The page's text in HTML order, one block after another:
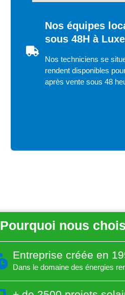
Nos équipes
sous 48H à
Nos techniciens se
rendent disponibles
après vente sous 48
Pourquoi nous
Entreprise créée en
Dans le domaine des énergies